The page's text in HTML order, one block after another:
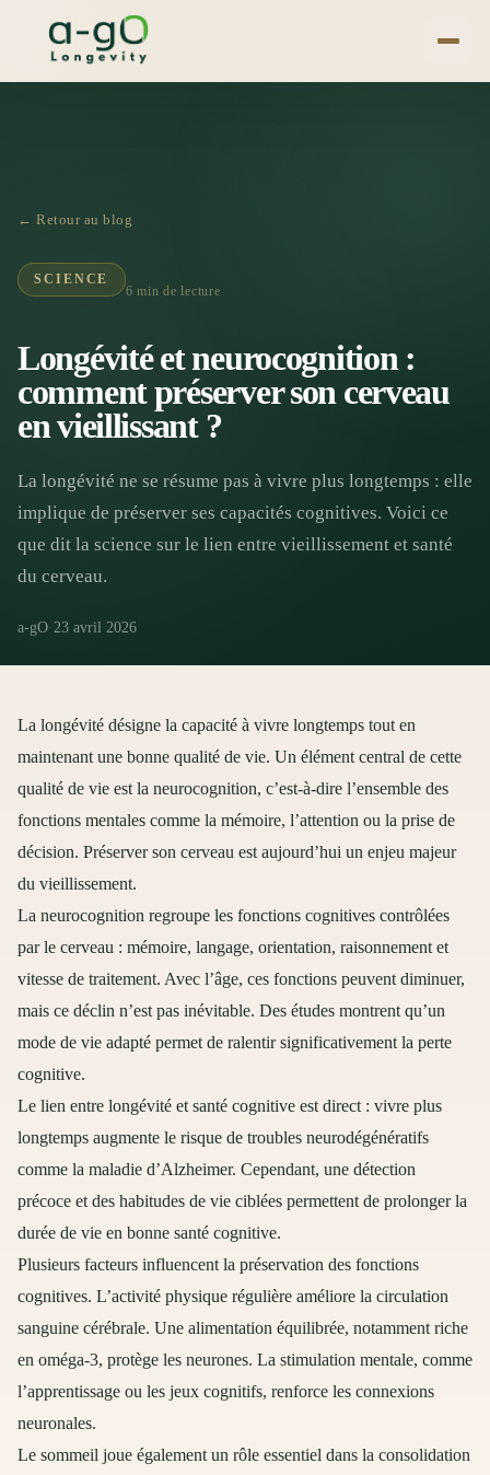
← Retour au blog
SCIENCE
6 min de lecture
Longévité et neurocognition :
comment préserver son cerveau
en vieillissant ?
La longévité ne se résume pas à vivre plus longtemps : elle
implique de préserver ses capacités cognitives. Voici ce
que dit la science sur le lien entre vieillissement et santé
du cerveau.
a-gO· 23 avril 2026
La longévité désigne la capacité à vivre longtemps tout en
maintenant une bonne qualité de vie. Un élément central de cette
qualité de vie est la neurocognition, c’est-à-dire l’ensemble des
fonctions mentales comme la mémoire, l’attention ou la prise de
décision. Préserver son cerveau est aujourd’hui un enjeu majeur
du vieillissement.
La neurocognition regroupe les fonctions cognitives contrôlées
par le cerveau : mémoire, langage, orientation, raisonnement et
vitesse de traitement. Avec l’âge, ces fonctions peuvent diminuer,
mais ce déclin n’est pas inévitable. Des études montrent qu’un
mode de vie adapté permet de ralentir significativement la perte
cognitive.
Le lien entre longévité et santé cognitive est direct : vivre plus
longtemps augmente le risque de troubles neurodégénératifs
comme la maladie d’Alzheimer. Cependant, une détection
précoce et des habitudes de vie ciblées permettent de prolonger la
durée de vie en bonne santé cognitive.
Plusieurs facteurs influencent la préservation des fonctions
cognitives. L’activité physique régulière améliore la circulation
sanguine cérébrale. Une alimentation équilibrée, notamment riche
en oméga-3, protège les neurones. La stimulation mentale, comme
l’apprentissage ou les jeux cognitifs, renforce les connexions
neuronales.
Le sommeil joue également un rôle essentiel dans la consolidation